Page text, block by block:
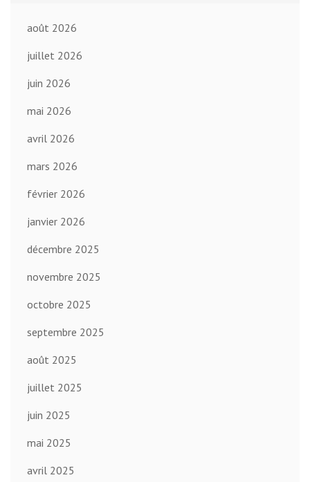
août 2026
juillet 2026
juin 2026
mai 2026
avril 2026
mars 2026
février 2026
janvier 2026
décembre 2025
novembre 2025
octobre 2025
septembre 2025
août 2025
juillet 2025
juin 2025
mai 2025
avril 2025